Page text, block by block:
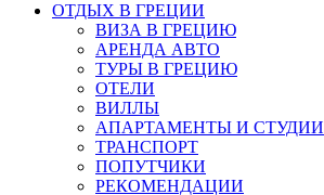
ОТДЫХ В ГРЕЦИИ
ВИЗА В ГРЕЦИЮ
АРЕНДА АВТО
ТУРЫ В ГРЕЦИЮ
ОТЕЛИ
ВИЛЛЫ
АПАРТАМЕНТЫ И СТУДИИ
ТРАНСПОРТ
ПОПУТЧИКИ
РЕКОМЕНДАЦИИ